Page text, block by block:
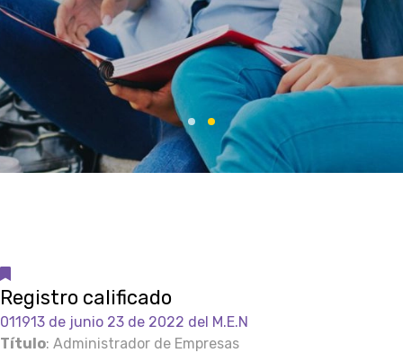
Registro calificado
011913 de junio 23 de 2022 del M.E.N
Título: Administrador de Empresas